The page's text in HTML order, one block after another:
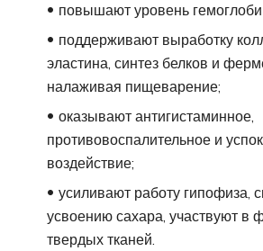
повышают уровень
поддерживают выработку
эластина, синтез белков и
налаживая пищеварение;
оказывают антигистаминное,
противовоспалительное и
воздействие;
усиливают работу гипофиза,
усвоению сахара, участвуют в
твердых тканей.